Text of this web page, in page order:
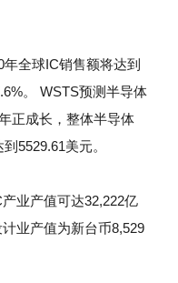
全球IC销售额将达到
。 WSTS预测半导体
正成长，整体半导体
5529.61美元。
业产值可达32,222亿
业产值为新台币8,529